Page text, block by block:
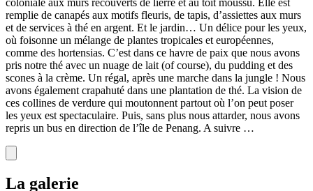
remplie de canapés aux motifs fleuris, de tapis, d’assiettes aux murs
et de services à thé en argent. Et le jardin… Un délice pour les yeux,
où foisonne un mélange de plantes tropicales et européennes,
comme des hortensias. C’est dans ce havre de paix que nous avons
pris notre thé avec un nuage de lait (of course), du pudding et des
scones à la crème. Un régal, après une marche dans la jungle ! Nous
avons également crapahuté dans une plantation de thé. La vision de
ces collines de verdure qui moutonnent partout où l’on peut poser
les yeux est spectaculaire. Puis, sans plus nous attarder, nous avons
repris un bus en direction de l’île de Penang. A suivre …
La galerie